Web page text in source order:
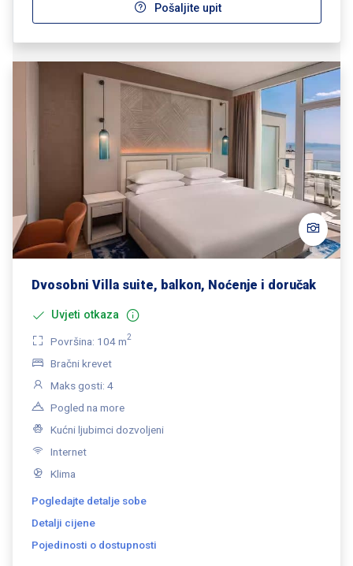
Pošaljite upit
Dvosobni Villa suite, balkon, Noćenje i doručak
Uvjeti otkaza
Površina: 104 m2
Bračni krevet
Maks gosti: 4
Pogled na more
Kućni ljubimci dozvoljeni
Internet
Klima
Pogledajte detalje sobe
Detalji cijene
Pojedinosti o dostupnosti